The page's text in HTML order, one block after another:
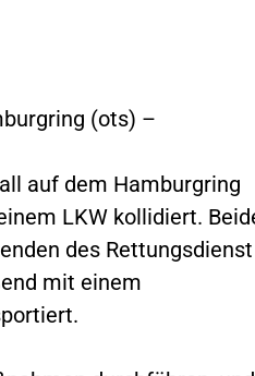
(ots) –
auf dem Hamburgring
LKW kollidiert.
des Rettungsdienst
mit einem